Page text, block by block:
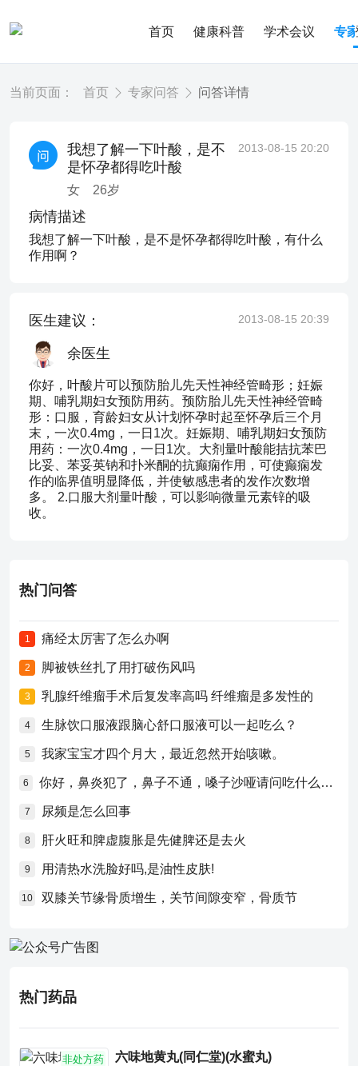
首页 健康科普 学术会议 专
当前页面： 首页 专家问答 问答详情
我想了解一下叶酸，是不
是怀孕都得吃叶酸
女 26岁
2013-08-15 20:20
病情描述
我想了解一下叶酸，是不是怀孕都得吃叶酸，有什么
作用啊？
医生建议： 2013-08-15 20:39
余医生
你好，叶酸片可以预防胎儿先天性神经管畸形；妊娠
期、哺乳期妇女预防用药。预防胎儿先天性神经管畸
形：口服，育龄妇女从计划怀孕时起至怀孕后三个月
末，一次0.4mg，一日1次。妊娠期、哺乳期妇女预防
用药：一次0.4mg，一日1次。大剂量叶酸能拮抗苯巴
比妥、苯妥英钠和扑米酮的抗癫痫作用，可使癫痫发
作的临界值明显降低，并使敏感患者的发作次数增
多。 2.口服大剂量叶酸，可以影响微量元素锌的吸
收。
热门问答
1 痛经太厉害了怎么办啊
2 脚被铁丝扎了用打破伤风吗
3 乳腺纤维瘤手术后复发率高吗 纤维瘤是多发性的
4 生脉饮口服液跟脑心舒口服液可以一起吃么？
5 我家宝宝才四个月大，最近忽然开始咳嗽。
6 你好，鼻炎犯了，鼻子不通，嗓子沙哑请问吃什么药比较好？
7 尿频是怎么回事
8 肝火旺和脾虚腹胀是先健脾还是去火
9 用清热水洗脸好吗,是油性皮肤!
10 双膝关节缘骨质增生，关节间隙变窄，骨质节
热门药品
非处方药 六味地黄丸(同仁堂)(水蜜丸)